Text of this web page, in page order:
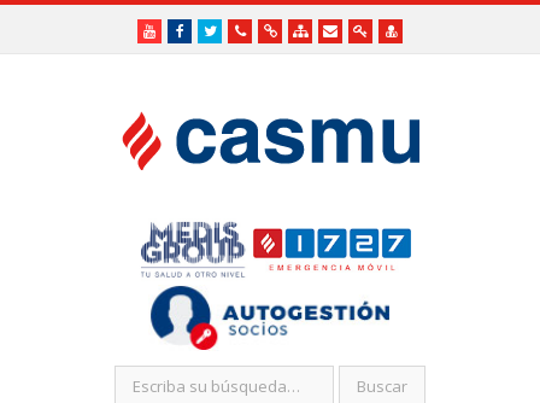
YoutubeFacebook
TwitterTeléfonos
EnlacesMapaFormularios
AccesoAcceso